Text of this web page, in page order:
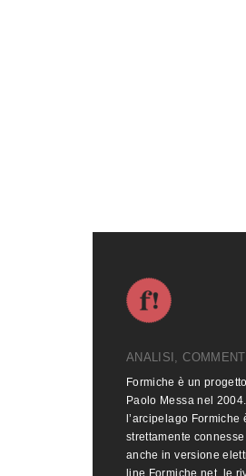
ANALISI,
Formiche è un
Paolo Messa nel
l’arcipelago Formiche
strettamente
anche in versione
line Formiche.net, le